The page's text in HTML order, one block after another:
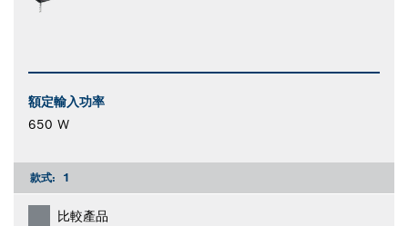
額定輸入功率
650 W
款式: 1
比較產品